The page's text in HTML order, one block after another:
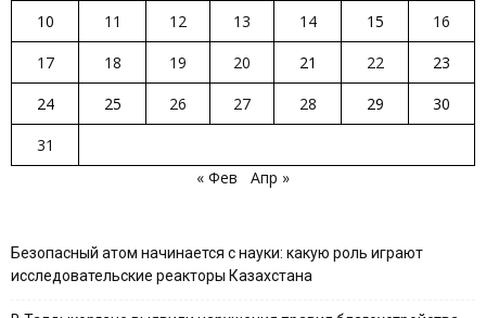
10
11 12 13 14 15
16
17
18 19 20 21 22
23
24
25 26 27 28 29
30
31
« Фев
Апр »
Безопасный атом начинается с науки: какую роль играют
исследовательские реакторы Казахстана